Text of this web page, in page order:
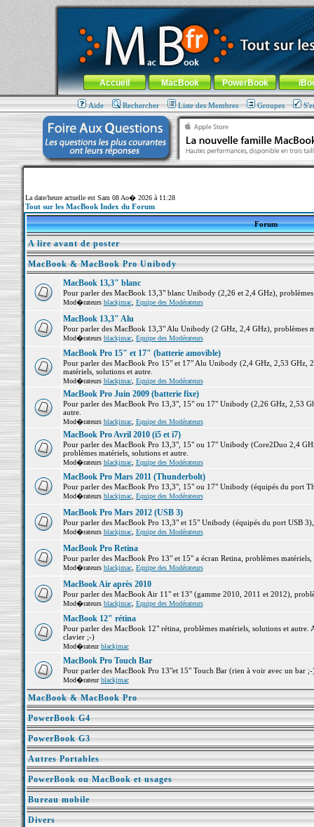
MacBook-fr.com : 100% Apple... 100% nomade !
Aller au contenu-Aller au menu général-Aller au menu de
Menu général
Accueil MacBook PowerBook
Aide Rechercher Liste des Membres Groupes
La date/heure actuelle est Sam 08 Ao� 2026 à 11:28
Tout sur les MacBook Index du Forum
Forum
A lire avant de poster
MacBook & MacBook Pro Unibody
MacBook 13,3" blanc
Pour parler des MacBook 13,3" blanc Unibody (2,26 et 2,4 GHz),
Mod�rateurs blackjmac, Equipe des Modérateurs
MacBook 13,3" Alu
Pour parler des MacBook 13,3" Alu Unibody (2 GHz, 2,4 GHz), problèmes
Mod�rateurs blackjmac, Equipe des Modérateurs
MacBook Pro 15" et 17" (batterie amovible)
Pour parler des MacBook Pro 15" et 17" Alu Unibody (2,4 GHz, 2,53 GHz,
matériels, solutions et autre.
Mod�rateurs blackjmac, Equipe des Modérateurs
MacBook Pro Juin 2009 (batterie fixe)
Pour parler des MacBook Pro 13,3", 15" ou 17" Unibody (2,26 GHz, 2,53
autre.
Mod�rateurs blackjmac, Equipe des Modérateurs
MacBook Pro Avril 2010 (i5 et i7)
Pour parler des MacBook Pro 13,3", 15" ou 17" Unibody (Core2Duo 2,4
problèmes matériels, solutions et autre.
Mod�rateurs blackjmac, Equipe des Modérateurs
MacBook Pro Mars 2011 (Thunderbolt)
Pour parler des MacBook Pro 13,3", 15" ou 17" Unibody (équipés du port
Mod�rateurs blackjmac, Equipe des Modérateurs
MacBook Pro Mars 2012 (USB 3)
Pour parler des MacBook Pro 13,3" et 15" Unibody (équipés du port USB
Mod�rateurs blackjmac, Equipe des Modérateurs
MacBook Pro Retina
Pour parler des MacBook Pro 13" et 15" a écran Retina, problèmes matériels,
Mod�rateurs blackjmac, Equipe des Modérateurs
MacBook Air après 2010
Pour parler des MacBook Air 11" et 13" (gamme 2010, 2011 et 2012),
Mod�rateurs blackjmac, Equipe des Modérateurs
MacBook 12" rétina
Pour parler des MacBook 12" rétina, problèmes matériels, solutions et
clavier ;-)
Mod�rateurblackjmac
MacBook Pro Touch Bar
Pour parler des MacBook Pro 13"et 15" Touch Bar (rien à voir avec un bar
Mod�rateurblackjmac
MacBook & MacBook Pro
PowerBook G4
PowerBook G3
Autres Portables
PowerBook ou MacBook et usages
Bureau mobile
Divers